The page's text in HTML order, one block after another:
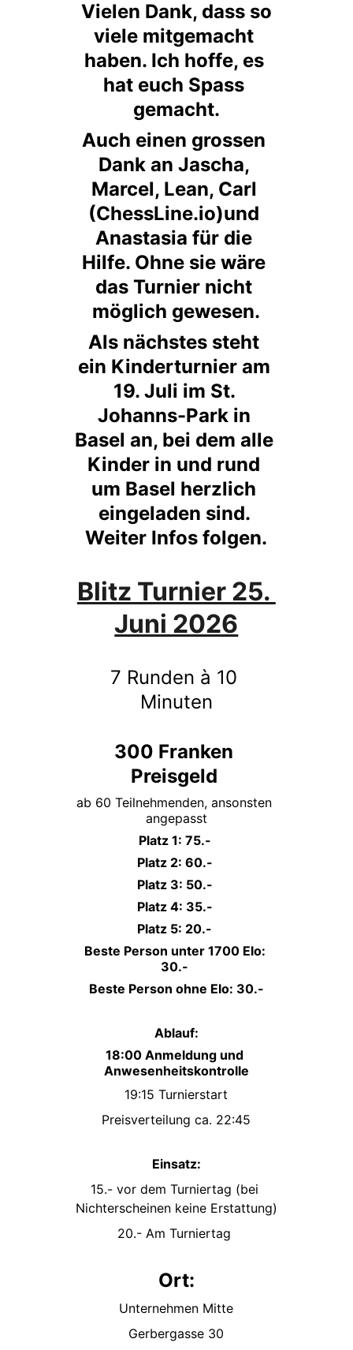
viele mitgemacht
haben. Ich hoffe, es
hat euch Spass
gemacht.
Auch einen grossen
Dank an Jascha,
Marcel, Lean, Carl
(ChessLine.io)und
Anastasia für die
Hilfe. Ohne sie wäre
das Turnier nicht
möglich gewesen.
Als nächstes steht
ein Kinderturnier am
19. Juli im St.
Johanns-Park in
Basel an, bei dem alle
Kinder in und rund
um Basel herzlich
eingeladen sind.
Weiter Infos folgen.
Blitz Turnier 25.
Juni 2026
7 Runden à 10
Minuten
300 Franken
Preisgeld
ab 60 Teilnehmenden, ansonsten
angepasst
Platz 1: 75.-
Platz 2: 60.-
Platz 3: 50.-
Platz 4: 35.-
Platz 5: 20.-
Beste Person unter 1700 Elo:
30.-
Beste Person ohne Elo: 30.-
Ablauf:
18:00 Anmeldung und
Anwesenheitskontrolle
19:15 Turnierstart
Preisverteilung ca. 22:45
Einsatz:
15.- vor dem Turniertag (bei
Nichterscheinen keine Erstattung)
20.- Am Turniertag
Ort:
Unternehmen Mitte
Gerbergasse 30